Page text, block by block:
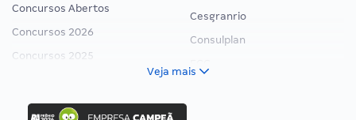
Concursos Abertos
Concursos 2026
Concursos 2025
Concurso Ibama
Cesgranrio
Consulplan
Veja mais